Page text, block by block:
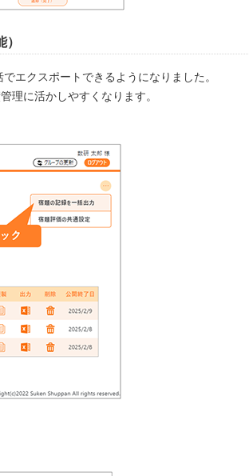
エクスポートできるようになりました。
理に活かしやすくなります。